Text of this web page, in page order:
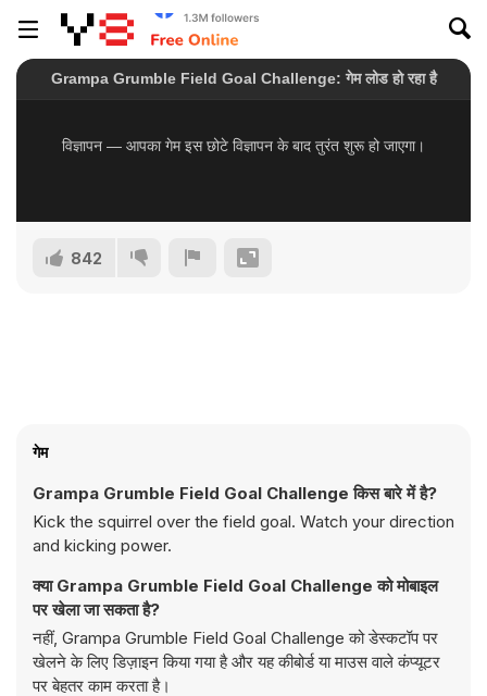
842
गेम
Grampa Grumble Field Goal Challenge किस बारे में है?
Kick the squirrel over the field goal. Watch your direction
and kicking power.
क्या Grampa Grumble Field Goal Challenge को मोबाइल
पर खेला जा सकता है?
नहीं, Grampa Grumble Field Goal Challenge को डेस्कटॉप पर
खेलने के लिए डिज़ाइन किया गया है और यह कीबोर्ड या माउस वाले कंप्यूटर
पर बेहतर काम करता है।